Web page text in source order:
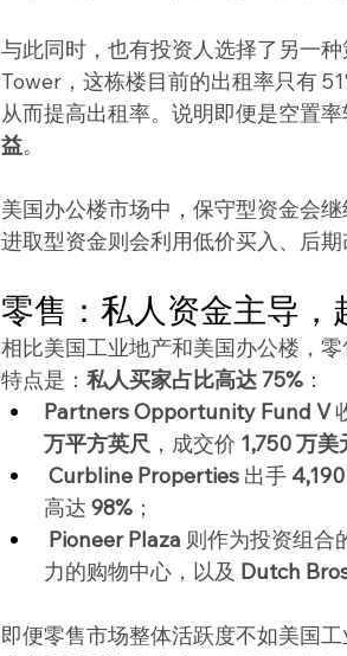
与此同时，也有投资人选择了另一
Tower，这栋楼目前的出租率只有
从而提高出租率。说明即便是空置
益。
美国办公楼市场中，保守型资金会
进取型资金则会利用低价买入、后期
零售：私人资金主导
相比美国工业地产和美国办公楼，
特点是： 私人买家占比高达 75% ：
Partners Opportunity Fund V
万平方英尺 ，成交价 1,750 万美
Curbline Properties 出手
高达 98% ；
Pioneer Plaza 则作为投资组合
力的购物中心，以及 Dutch
即便零售市场整体活跃度不如美国工